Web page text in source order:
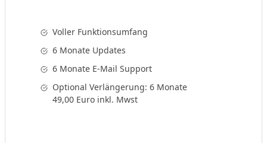
Voller Funktionsumfang
6 Monate Updates
6 Monate E-Mail Support
Optional Verlängerung: 6 Monate
49,00 Euro inkl. Mwst